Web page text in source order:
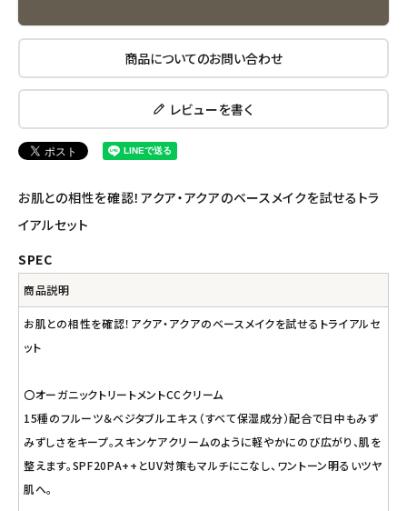
オリジナルブランド
ナチュラムーン
エコリュクス
ナチュラプラス
アルマウィン
アルモニベルツ
ご利用ガイド等
アカウント情報
ようこそ ゲスト 様
商品についてのお問い合わせ
レビューを書く
お肌との相性を確認！アクア・アクアのベースメイクを試せるトラ
イアルセット
SPEC
商品説明
お肌との相性を確認！アクア・アクアのベースメイクを試せるトライアルセ
ット
〇オーガニックトリートメントCCクリーム
15種のフルーツ＆ベジタブルエキス（すべて保湿成分）配合で日中もみず
みずしさをキープ。スキンケアクリームのように軽やかにのび広がり、肌を
整えます。SPF20PA++とUV対策もマルチにこなし、ワントーン明るいツヤ
肌へ。